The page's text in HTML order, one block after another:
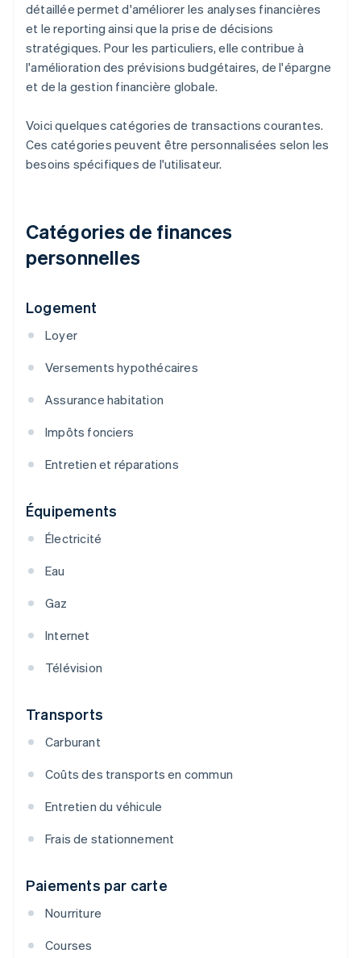
détaillée permet d'améliorer les analyses financières
et le reporting ainsi que la prise de décisions
stratégiques. Pour les particuliers, elle contribue à
l'amélioration des prévisions budgétaires, de l'épargne
et de la gestion financière globale.
Voici quelques catégories de transactions courantes.
Ces catégories peuvent être personnalisées selon les
besoins spécifiques de l'utilisateur.
Catégories de finances
personnelles
Logement
Loyer
Versements hypothécaires
Assurance habitation
Impôts fonciers
Entretien et réparations
Équipements
Électricité
Eau
Gaz
Internet
Télévision
Transports
Carburant
Coûts des transports en commun
Entretien du véhicule
Frais de stationnement
Paiements par carte
Nourriture
Courses